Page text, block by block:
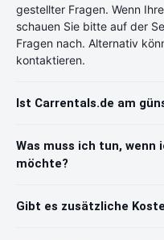
gestellter Fragen. Wenn
schauen Sie bitte auf der
Fragen nach. Alternativ
kontaktieren.
Ist Carrentals.de am
Was muss ich tun, wenn
möchte?
Gibt es zusätzliche